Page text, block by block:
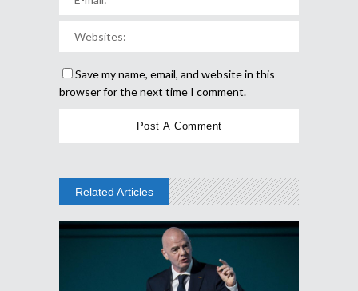
Save my name, email, and website in this
browser for the next time I comment.
Related Articles